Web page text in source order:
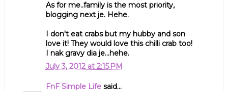
As for me..family is the most priority,
blogging next je. Hehe.
I don't eat crabs but my hubby and son
love it! They would love this chilli crab too!
I nak gravy dia je...hehe.
July 3, 2012 at 2:15 PM
FnF Simple Lifesaid...